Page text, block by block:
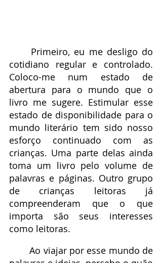
cotidiano regular e controlado.
Coloco-me num estado de
abertura para o mundo que o
livro me sugere. Estimular esse
estado de disponibilidade para o
mundo literário tem sido nosso
esforço continuado com as
crianças. Uma parte delas ainda
toma um livro pelo volume de
palavras e páginas. Outro grupo
de crianças leitoras já
compreenderam que o que
importa são seus interesses
como leitoras.
	Ao viajar por esse mundo de